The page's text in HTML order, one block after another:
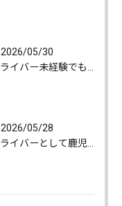
2026/05/30
2026/05/28